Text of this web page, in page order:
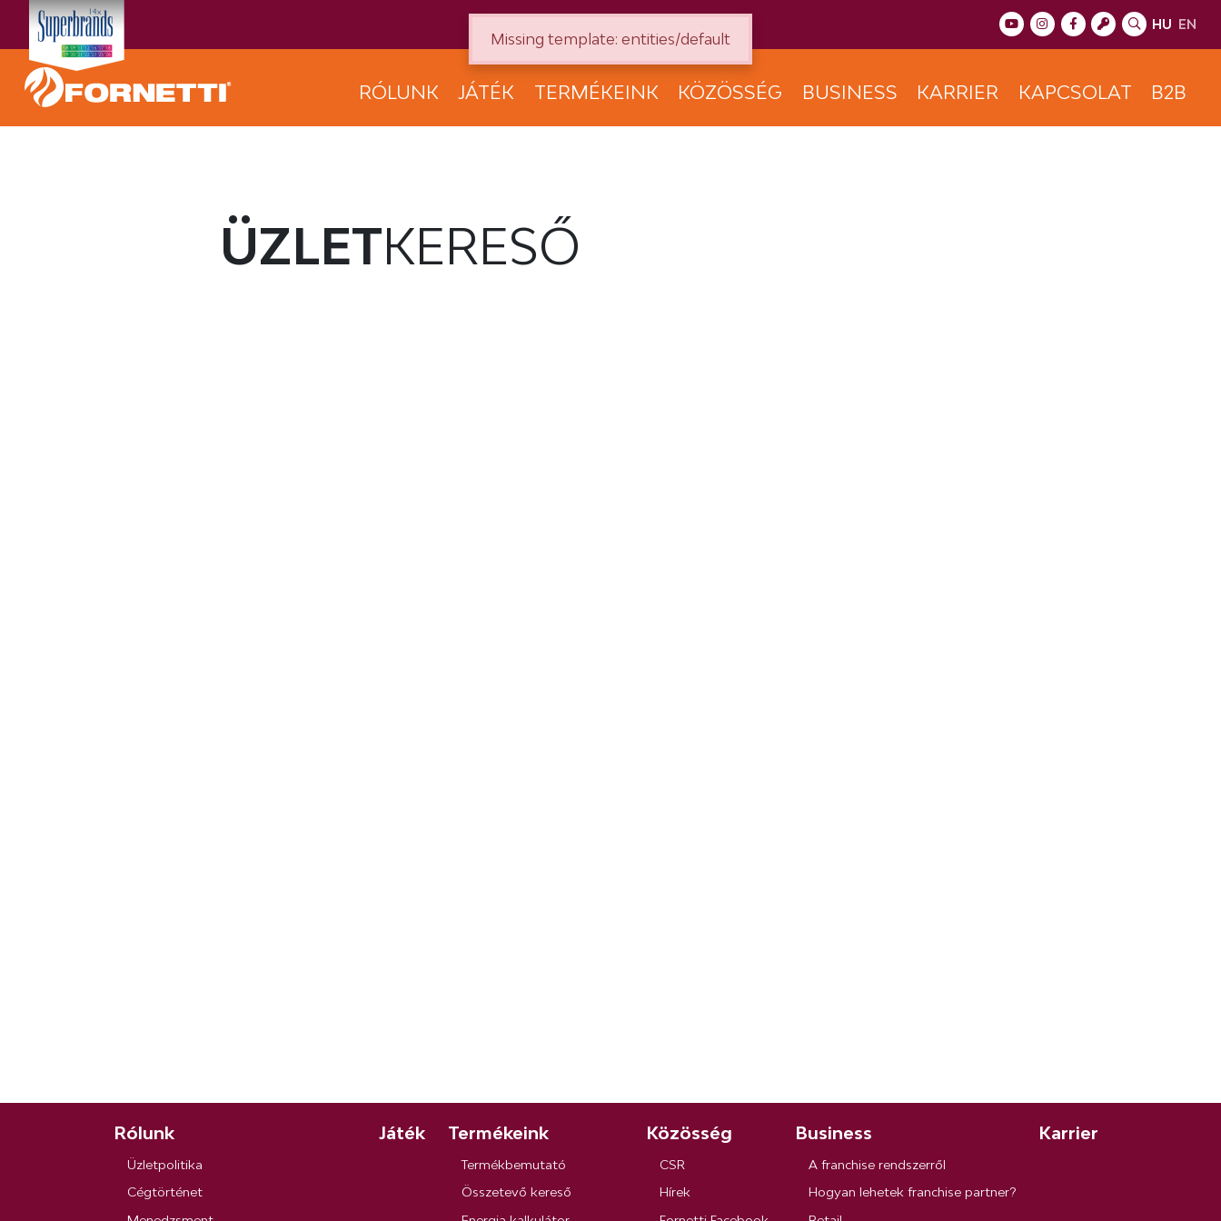
HU EN
RÓLUNK JÁTÉK TERMÉKEINK KÖZÖSSÉG BUSINESS KARRIER KAPCSOLAT B2B
ÜZLETKERESŐ
Rólunk
Üzletpolitika
Cégtörténet
Játék Termékeink
Termékbemutató
Összetevő kereső
Közösség
CSR
Hírek
Business
A franchise rendszerről
Hogyan lehetek franchise partner?
Karrier
Missing template: entities/default